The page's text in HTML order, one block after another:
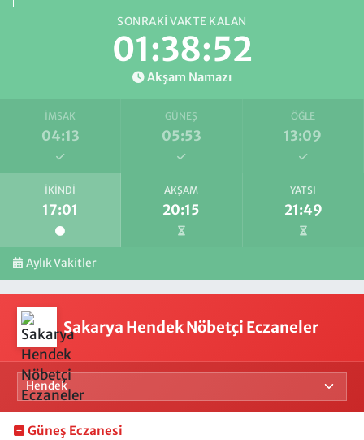
SONRAKI VAKTE KALAN
01:38:51
Akşam Namazı
İMSAK
04:13
GÜNEŞ
05:53
ÖĞLE
13:09
İKINDI
17:01
AKŞAM
20:15
YATSI
21:49
Aylık Vakitler
Sakarya Hendek Nöbetçi Eczaneler
Güneş Eczanesi